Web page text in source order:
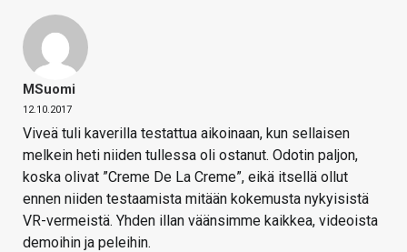
MSuomi
12.10.2017
Viveä tuli kaverilla testattua aikoinaan, kun sellaisen
melkein heti niiden tullessa oli ostanut. Odotin paljon,
koska olivat ”Creme De La Creme”, eikä itsellä ollut
ennen niiden testaamista mitään kokemusta nykyisistä
VR-vermeistä. Yhden illan väänsimme kaikkea, videoista
demoihin ja peleihin.